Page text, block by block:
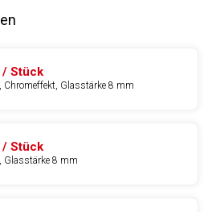
/ Stück
Glasstärke 8 mm
/ Stück
Glasstärke 8 mm